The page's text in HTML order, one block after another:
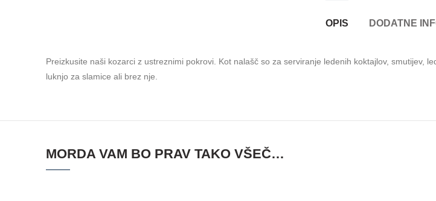
OPIS DODATNE
Preizkusite naši kozarci z ustreznimi pokrovi. Kot nalašč so za serviranje ledenih koktajlov, smutijev,
luknjo za slamice ali brez nje.
MORDA VAM BO PRAV TAKO VŠEČ…